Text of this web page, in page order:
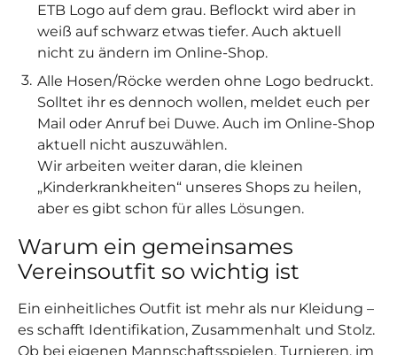
ETB Logo auf dem grau. Beflockt wird aber in
weiß auf schwarz etwas tiefer. Auch aktuell
nicht zu ändern im Online-Shop.
Alle Hosen/Röcke werden ohne Logo bedruckt.
Solltet ihr es dennoch wollen, meldet euch per
Mail oder Anruf bei Duwe. Auch im Online-Shop
aktuell nicht auszuwählen.
Wir arbeiten weiter daran, die kleinen
„Kinderkrankheiten“ unseres Shops zu heilen,
aber es gibt schon für alles Lösungen.
Warum ein gemeinsames
Vereinsoutfit so wichtig ist
Ein einheitliches Outfit ist mehr als nur Kleidung –
es schafft Identifikation, Zusammenhalt und Stolz.
Ob bei eigenen Mannschaftsspielen, Turnieren, im